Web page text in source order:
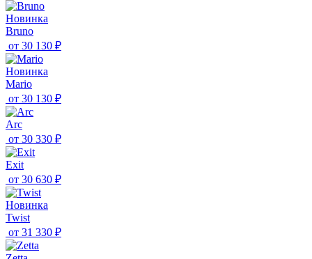
Новинка
Bruno
от 30 130 ₽
Новинка
Mario
от 30 130 ₽
Arc
от 30 330 ₽
Exit
от 30 630 ₽
Новинка
Twist
от 31 330 ₽